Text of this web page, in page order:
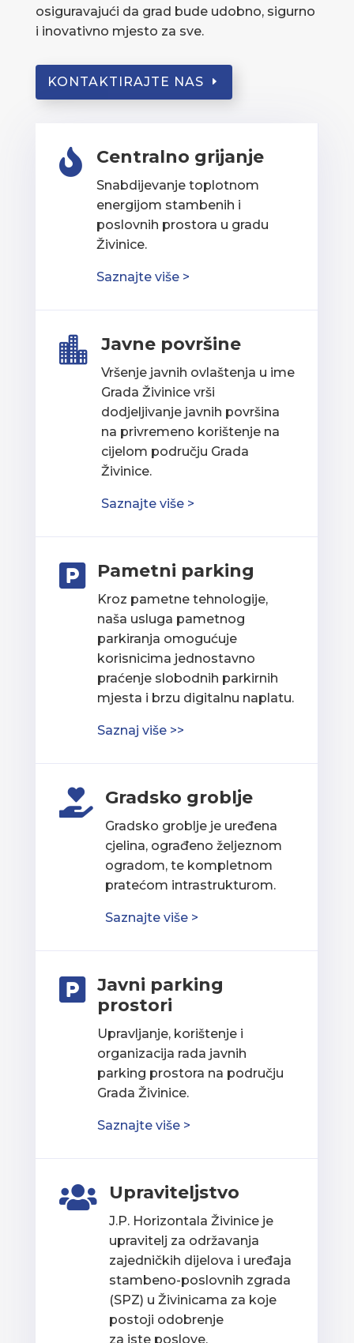
osiguravajući da grad bude udobno, sigurno
i inovativno mjesto za sve.
KONTAKTIRAJTE NAS
 Centralno grijanje
Snabdijevanje toplotnom
energijom stambenih i
poslovnih prostora u gradu
Živinice.
Saznajte više >
 Javne površine
Vršenje javnih ovlaštenja u ime
Grada Živinice vrši
dodjeljivanje javnih površina
na privremeno korištenje na
cijelom području Grada
Živinice.
Saznajte više >
 Pametni parking
Kroz pametne tehnologije,
naša usluga pametnog
parkiranja omogućuje
korisnicima jednostavno
praćenje slobodnih parkirnih
mjesta i brzu digitalnu naplatu.
Saznaj više >>
 Gradsko groblje
Gradsko groblje je uređena
cjelina, ograđeno željeznom
ogradom, te kompletnom
pratećom intrastrukturom.
Saznajte više >

Javni parking
prostori
Upravljanje, korištenje i
organizacija rada javnih
parking prostora na području
Grada Živinice.
Saznajte više >
 Upraviteljstvo
J.P. Horizontala Živinice je
upravitelj za održavanja
zajedničkih dijelova i uređaja
stambeno-poslovnih zgrada
(SPZ) u Živinicama za koje
postoji odobrenje
za iste poslove.